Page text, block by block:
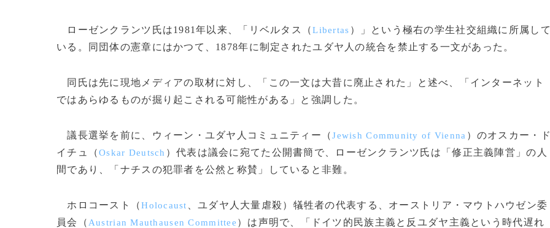
ローゼンクランツ氏は1981年以来、「リベルタス（Libertas ）」という極右の学生社交組織に所属し
いる。同団体の憲章にはかつて、1878年に制定されたユダヤ人の統合を禁止する一文があった。
同氏は先に現地メディアの取材に対し、「この一文は大昔に廃止された」と述べ、「インターネット
ではあらゆるものが掘り起こされる可能性がある」と強調した。
議長選挙を前に、ウィーン・ユダヤ人コミュニティー（Jewish Community of Vienna ）のオスカー・
イチュ（Oskar Deutsch ）代表は議会に宛てた公開書簡で、ローゼンクランツ氏は「修正主義陣営」の人
間であり、「ナチスの犯罪者を公然と称賛」していると非難。
ホロコースト（Holocaust
、ユダヤ人大量虐殺）犠牲者の代表する、オーストリア・マウトハウゼン委
員会（ Austrian Mauthausen Committee ）は声明で、「ドイツ的民族主義と反ユダヤ主義という時代遅れ